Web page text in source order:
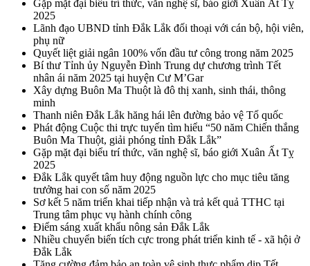
Gặp mặt đại biểu trí thức, văn nghệ sĩ, báo giới Xuân Ất Tỵ
2025
Lãnh đạo UBND tỉnh Đắk Lắk đối thoại với cán bộ, hội viên,
phụ nữ
Quyết liệt giải ngân 100% vốn đầu tư công trong năm 2025
Bí thư Tỉnh ủy Nguyễn Đình Trung dự chương trình Tết
nhân ái năm 2025 tại huyện Cư M’Gar
Xây dựng Buôn Ma Thuột là đô thị xanh, sinh thái, thông
minh
Thanh niên Đắk Lắk hăng hái lên đường bảo vệ Tổ quốc
Phát động Cuộc thi trực tuyến tìm hiểu “50 năm Chiến thắng
Buôn Ma Thuột, giải phóng tỉnh Đắk Lắk”
Gặp mặt đại biểu trí thức, văn nghệ sĩ, báo giới Xuân Ất Tỵ
2025
Đắk Lắk quyết tâm huy động nguồn lực cho mục tiêu tăng
trưởng hai con số năm 2025
Sơ kết 5 năm triển khai tiếp nhận và trả kết quả TTHC tại
Trung tâm phục vụ hành chính công
Điểm sáng xuất khẩu nông sản Đắk Lắk
Nhiều chuyển biến tích cực trong phát triển kinh tế - xã hội ở
Đắk Lắk